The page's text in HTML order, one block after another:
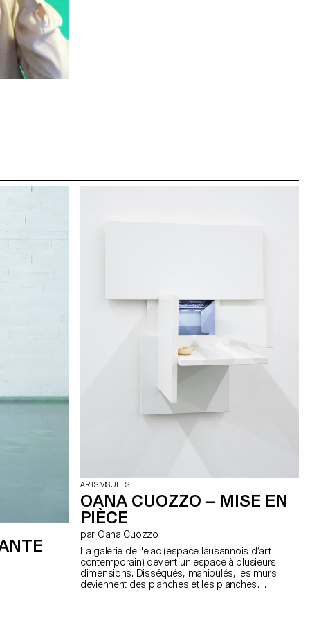
ARTS VISUELS
OANA CUOZZO – MISE EN
PIÈCE
par Oana Cuozzo
La galerie de l'elac (espace lausannois d’art
contemporain) devient un espace à plusieurs
dimensions. Disséqués, manipulés, les murs
deviennent des planches et les planches